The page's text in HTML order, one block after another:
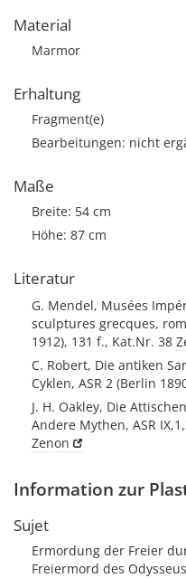
Material
Marmor
Erhaltung
Fragment(e)
Bearbeitungen: nicht
Maße
Breite: 54 cm
Höhe: 87 cm
Literatur
G. Mendel, Musées
sculptures grecques,
1912), 131 f., Kat.Nr. 38
C. Robert, Die antiken
Cyklen, ASR 2 (Berlin
J. H. Oakley, Die
Andere Mythen, ASR
Zenon
Information zur
Sujet
Ermordung der Freier
Freiermord des